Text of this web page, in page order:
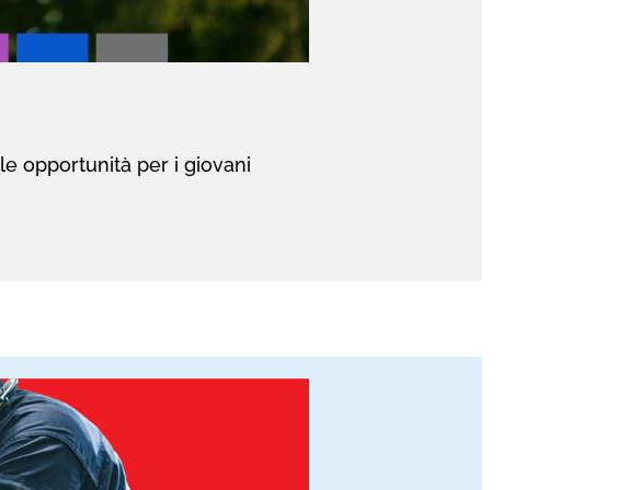
opportunità per i giovani